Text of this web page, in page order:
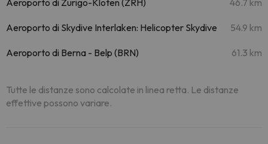
Aeroporto di Zurigo-Kloten (ZRH) 46.7 km
Aeroporto di Skydive Interlaken: Helicopter Skydive 54.9 km
Aeroporto di Berna - Belp (BRN) 61.3 km
Tutte le distanze sono calcolate in linea retta. Le distanze
effettive possono variare.